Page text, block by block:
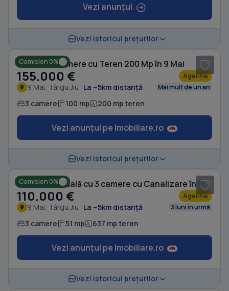
Vezi anunțul
Vezi istoricul prețurilor
Comision 0%
Casă cu 3 camere cu Teren 200 Mp în 9 Mai
155.000 € Agenție
9 Mai, Târgu Jiu La ~5km distanță Mai mult de un an
3 camere 100 mp 200 mp teren
Vezi anunțul pe Imobiliare.ro
Vezi istoricul prețurilor
Comision 0% Casă individuală cu 3 camere cu Canalizare în 9 Mai
110.000 € Agenție
9 Mai, Târgu Jiu La ~5km distanță 3 luni în urmă
3 camere 51 mp 637 mp teren
Vezi anunțul pe Imobiliare.ro
Vezi istoricul prețurilor